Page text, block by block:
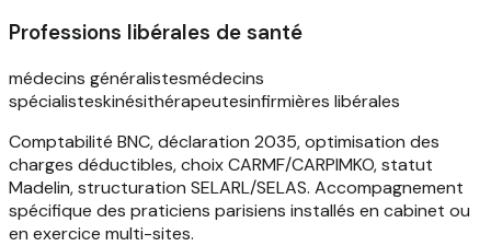
Professions libérales de santé
médecins généralistesmédecins
spécialisteskinésithérapeutesinfirmières libérales
Comptabilité BNC, déclaration 2035, optimisation des
charges déductibles, choix CARMF/CARPIMKO, statut
Madelin, structuration SELARL/SELAS. Accompagnement
spécifique des praticiens parisiens installés en cabinet ou
en exercice multi-sites.